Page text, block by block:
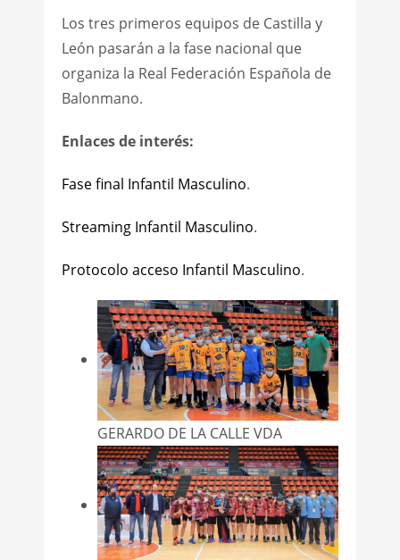
Los tres primeros equipos de Castilla y
León pasarán a la fase nacional que
organiza la Real Federación Española de
Balonmano.
Enlaces de interés:
Fase final Infantil Masculino.
Streaming Infantil Masculino.
Protocolo acceso Infantil Masculino.
GERARDO DE LA CALLE VDA